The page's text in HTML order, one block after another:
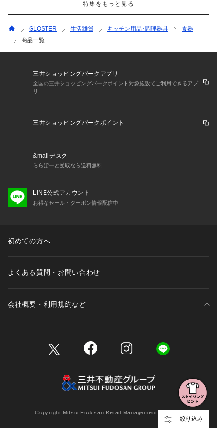
特集をもっと見る
絞り込み
GLOSTER 生活雑貨 キッチン用品･調理器具
食器
商品一覧
三井ショッピングパークアプリ
全国の三井ショッピングパークポイント対象施設でご利用できるアプ
リ
三井ショッピングパークポイント
&mallデスク
ららぽーと受取なら送料無料
LINE公式アカウント
お得なセール・クーポン情報配信中
初めての方へ
よくある質問・お問い合わせ
会社概要・利用規約など
Copyright Mitsui Fudosan Retail Management Co., Ltd.